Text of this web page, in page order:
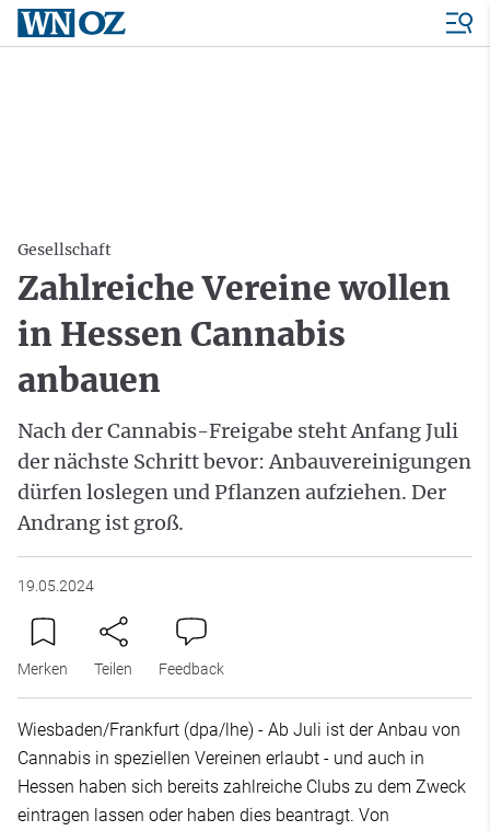
Gesellschaft
Zahlreiche Vereine wollen
in Hessen Cannabis
anbauen
Nach der Cannabis-Freigabe steht Anfang Juli
der nächste Schritt bevor: Anbauvereinigungen
dürfen loslegen und Pflanzen aufziehen. Der
Andrang ist groß.
19.05.2024
Merken Teilen Feedback
Wiesbaden/Frankfurt (dpa/lhe) - Ab Juli ist der Anbau von
Cannabis in speziellen Vereinen erlaubt - und auch in
Hessen haben sich bereits zahlreiche Clubs zu dem Zweck
eintragen lassen oder haben dies beantragt. Von